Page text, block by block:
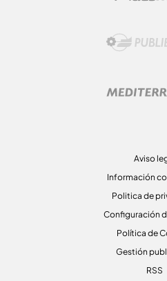
Aviso
Información
Politica de
Configuración
Política de
Gestión
RSS